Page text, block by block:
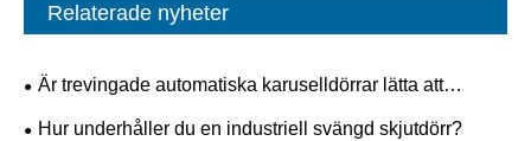
Relaterade nyheter
Är trevingade automatiska karuselldörrar lätta att
installera?
Hur underhåller du en industriell svängd skjutdörr?